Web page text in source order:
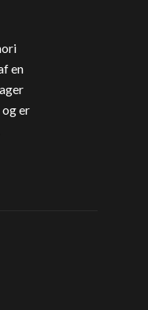
en
er